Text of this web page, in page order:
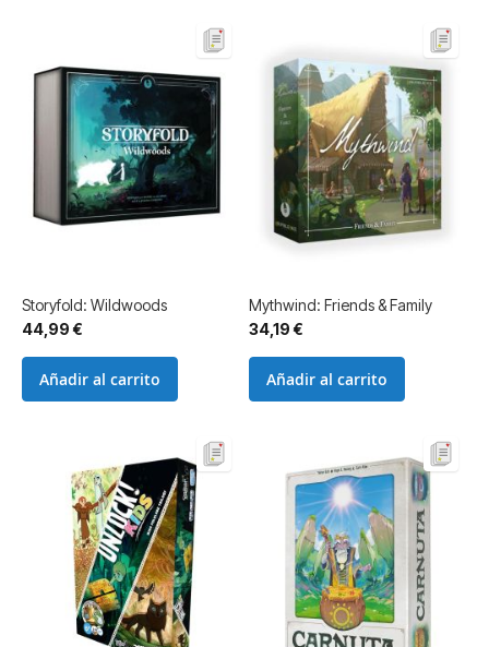
Storyfold: Wildwoods
44,99 €
Añadir al carrito
Mythwind: Friends & Family
34,19 €
Añadir al carrito